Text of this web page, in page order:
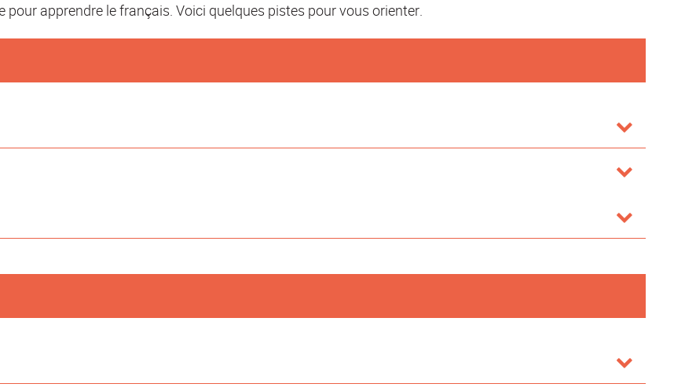
apprendre le français. Voici quelques pistes pour vous orienter.